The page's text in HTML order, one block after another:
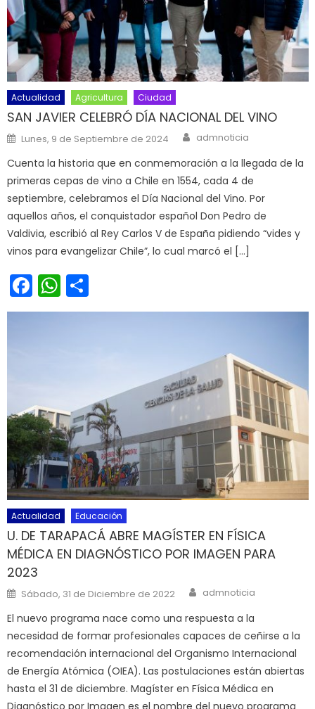
Actualidad Agricultura Ciudad
SAN JAVIER CELEBRÓ DÍA NACIONAL DEL VINO
Posted on
Lunes, 9 de Septiembre de 2024 Author
admnoticia
Cuenta la historia que en conmemoración a la llegada de la
primeras cepas de vino a Chile en 1554, cada 4 de
septiembre, celebramos el Día Nacional del Vino. Por
aquellos años, el conquistador español Don Pedro de
Valdivia, escribió al Rey Carlos V de España pidiendo “vides y
vinos para evangelizar Chile”, lo cual marcó el […]
Facebook
WhatsApp
Actualidad Educación
U. DE TARAPACÁ ABRE MAGÍSTER EN FÍSICA
MÉDICA EN DIAGNÓSTICO POR IMAGEN PARA
2023
Posted on
Sábado, 31 de Diciembre de 2022 Author
admnoticia
El nuevo programa nace como una respuesta a la
necesidad de formar profesionales capaces de ceñirse a la
recomendación internacional del Organismo Internacional
de Energía Atómica (OIEA). Las postulaciones están abiertas
hasta el 31 de diciembre. Magíster en Física Médica en
Diagnóstico por Imagen es el nombre del nuevo programa